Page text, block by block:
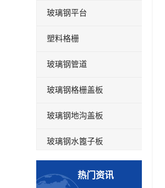
玻璃钢平台
塑料格栅
玻璃钢管道
玻璃钢格栅盖板
玻璃钢地沟盖板
玻璃钢水篦子板
热门资讯